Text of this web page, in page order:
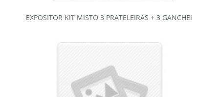
EXPOSITOR KIT MISTO 3 PRATELEIRAS + 3 GANCHEI